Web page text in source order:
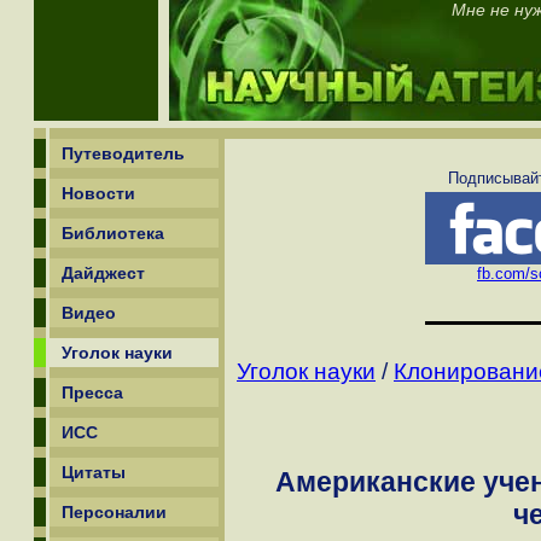
Мне не
Путеводитель
Новости
Библиотека
Дайджест
Видео
Уголок науки
Пресса
ИСС
Цитаты
Персоналии
fb.com/
Уголок науки /
Американские